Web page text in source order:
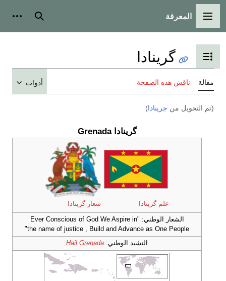
القائمة الرئيسية
المعرفة بحث
تبديل عرض جدول المحتويات
گرينادا
مقالة ناقش هذه الصفحة أدوات
(تم التحويل من جرينادا)
گرينادا Grenada
علم گرينادا شعار گرينادا
الشعار الوطني: "Ever Conscious of God We Aspire in
the name of justice , Build and Advance as One People"
النشيد الوطني: Hail Grenada